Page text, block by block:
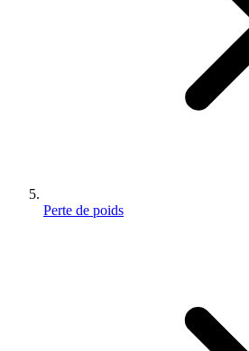
Perte de poids